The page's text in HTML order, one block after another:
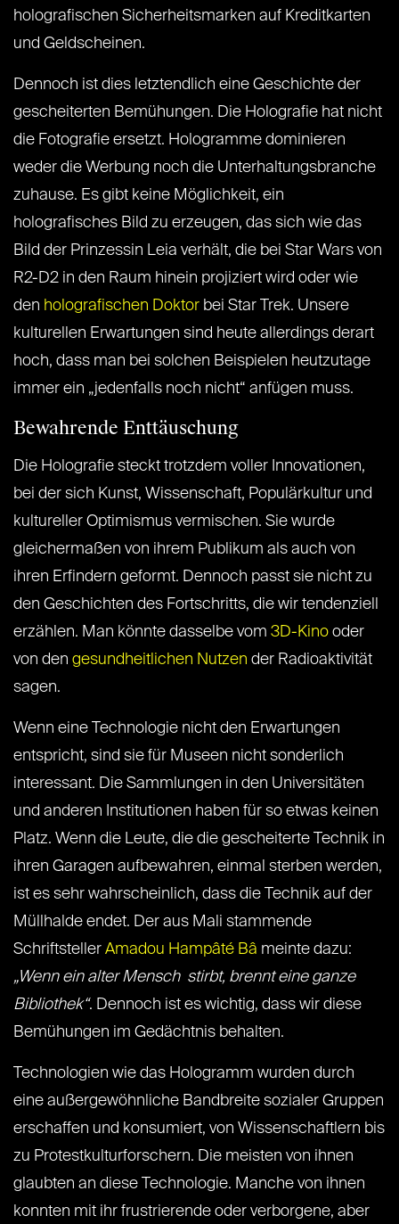
holografischen Sicherheitsmarken auf Kreditkarten
und Geldscheinen.
Dennoch ist dies letztendlich eine Geschichte der
gescheiterten Bemühungen. Die Holografie hat nicht
die Fotografie ersetzt. Hologramme dominieren
weder die Werbung noch die Unterhaltungsbranche
zuhause. Es gibt keine Möglichkeit, ein
holografisches Bild zu erzeugen, das sich wie das
Bild der Prinzessin Leia verhält, die bei Star Wars von
R2-D2 in den Raum hinein projiziert wird oder wie
den holografischen Doktor bei Star Trek. Unsere
kulturellen Erwartungen sind heute allerdings derart
hoch, dass man bei solchen Beispielen heutzutage
immer ein „jedenfalls noch nicht“ anfügen muss.
Bewahrende Enttäuschung
Die Holografie steckt trotzdem voller Innovationen,
bei der sich Kunst, Wissenschaft, Populärkultur und
kultureller Optimismus vermischen. Sie wurde
gleichermaßen von ihrem Publikum als auch von
ihren Erfindern geformt. Dennoch passt sie nicht zu
den Geschichten des Fortschritts, die wir tendenziell
erzählen. Man könnte dasselbe vom 3D-Kino oder
von den gesundheitlichen Nutzen der Radioaktivität
sagen.
Wenn eine Technologie nicht den Erwartungen
entspricht, sind sie für Museen nicht sonderlich
interessant. Die Sammlungen in den Universitäten
und anderen Institutionen haben für so etwas keinen
Platz. Wenn die Leute, die die gescheiterte Technik in
ihren Garagen aufbewahren, einmal sterben werden,
ist es sehr wahrscheinlich, dass die Technik auf der
Müllhalde endet. Der aus Mali stammende
Schriftsteller Amadou Hampâté Bâ meinte dazu:
„Wenn ein alter Mensch stirbt, brennt eine ganze
Bibliothek“. Dennoch ist es wichtig, dass wir diese
Bemühungen im Gedächtnis behalten.
Technologien wie das Hologramm wurden durch
eine außergewöhnliche Bandbreite sozialer Gruppen
erschaffen und konsumiert, von Wissenschaftlern bis
zu Protestkulturforschern. Die meisten von ihnen
glaubten an diese Technologie. Manche von ihnen
konnten mit ihr frustrierende oder verborgene, aber